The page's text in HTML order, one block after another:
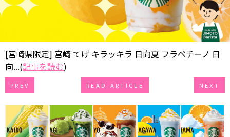
[宮崎県限定] 宮崎 てげ キラッキラ 日向夏 フラペチーノ 日
向...(記事を読む)
PREV READ ARTICLE NEXT